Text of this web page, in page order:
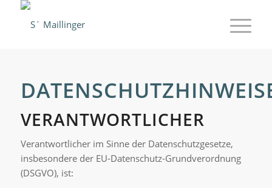
VERANTWORTLICHER
Verantwortlicher im Sinne der Datenschutzgesetze,
insbesondere der EU-Datenschutz-Grundverordnung
(DSGVO), ist: